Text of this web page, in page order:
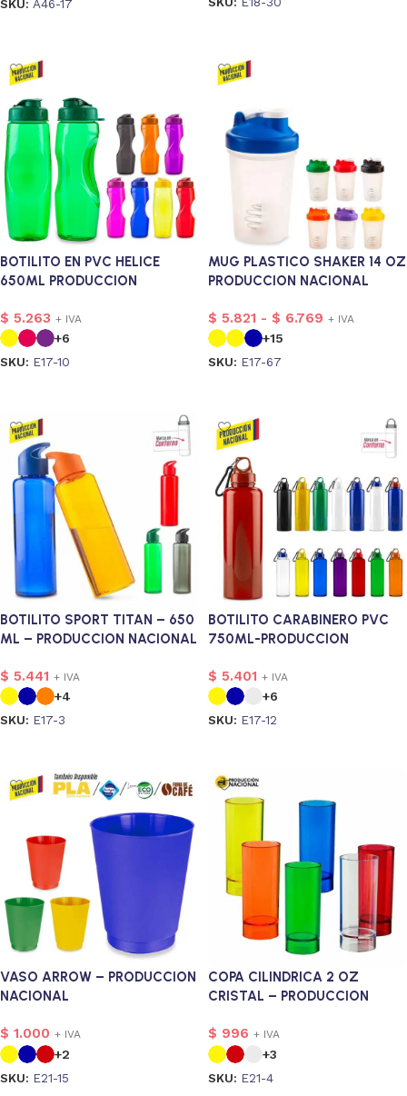
SKU: A46-17
BOTILITO EN PVC HELICE
650ML PRODUCCION
$ 5.263 + IVA
+6
SKU: E17-10
MUG PLASTICO SHAKER 14 OZ
PRODUCCION NACIONAL
$ 5.821 - $ 6.769 + IVA
+15
SKU: E17-67
BOTILITO SPORT TITAN – 650
ML – PRODUCCION NACIONAL
$ 5.441 + IVA
+4
SKU: E17-3
BOTILITO CARABINERO PVC
750ML-PRODUCCION
$ 5.401 + IVA
+6
SKU: E17-12
VASO ARROW – PRODUCCION
NACIONAL
$ 1.000 + IVA
+2
SKU: E21-15
COPA CILINDRICA 2 OZ
CRISTAL – PRODUCCION
$ 996 + IVA
+3
SKU: E21-4